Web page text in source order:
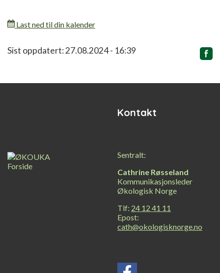
Last ned til din kalender
Relatert
Sist oppdatert: 27.08.2024 - 16:39
Kontakt
Sentralt:
Cathrine Røsseland
Kommunikasjonsleder
Økologisk Norge
Tlf: 24 12 41 11
Epost:
cath@okologisknorge.no